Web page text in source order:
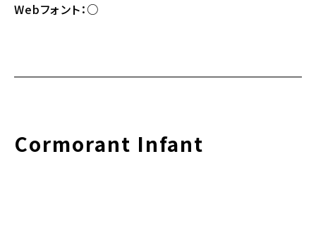
Webフォント：○
Cormorant Infant